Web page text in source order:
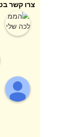
צרו קשר